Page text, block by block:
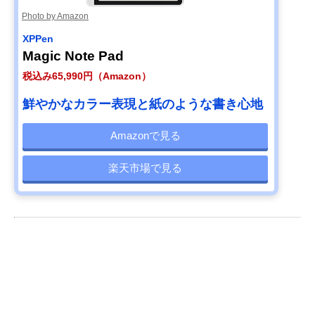
Photo by Amazon
XPPen
Magic Note Pad
税込み65,990円（Amazon）
鮮やかなカラー表現と紙のような書き心地
Amazonで見る
楽天市場で見る